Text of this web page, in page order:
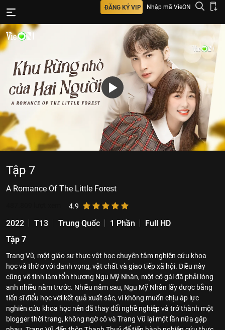
ĐĂNG KÝ VIP Nhập mã VieON
Tập 7
A Romance Of The Little Forest
4.9
2022 T13 Trung Quốc 1 Phần
Full HD
Tập 7
Trang Vũ, một giáo sư thực vật học chuyên tâm nghiên cứu khoa
học và thờ ơ với danh vọng, vật chất và giao tiếp xã hội. Điều này
cũng vô tình làm tổn thương Ngu Mỹ Nhân, một cô gái đã phải lòng
anh nhiều năm trước. Nhiều năm sau, Ngu Mỹ Nhân lấy được bằng
tiến sĩ điểu học với kết quả xuất sắc, vì không muốn chịu áp lực
nghiên cứu khoa học nên đã thay đổi nghề nghiệp và trở thành một
blogger thời trang, không ngờ cô và Trang Vũ lại một lần nữa gặp